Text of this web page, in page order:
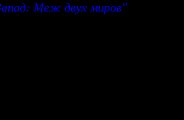
Меж двух миров"